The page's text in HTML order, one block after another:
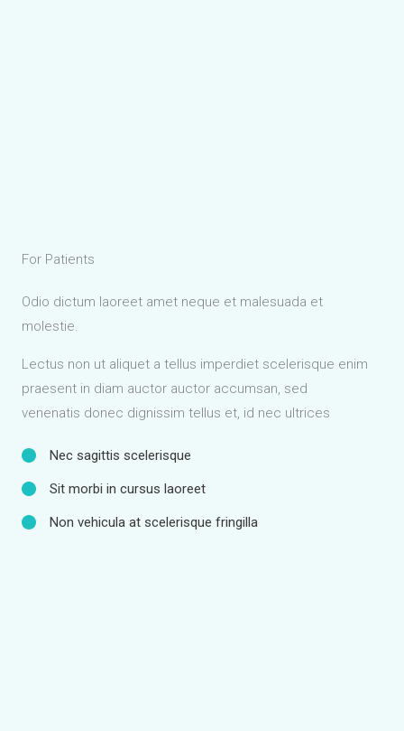
For Patients
Odio dictum laoreet amet neque et malesuada et
molestie.
Lectus non ut aliquet a tellus imperdiet scelerisque enim
praesent in diam auctor auctor accumsan, sed
venenatis donec dignissim tellus et, id nec ultrices
Nec sagittis scelerisque
Sit morbi in cursus laoreet
Non vehicula at scelerisque fringilla